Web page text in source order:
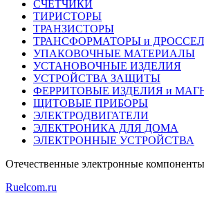
СЧЕТЧИКИ
ТИРИСТОРЫ
ТРАНЗИСТОРЫ
ТРАНСФОРМАТОРЫ и
УПАКОВОЧНЫЕ МАТЕРИАЛЫ
УСТАНОВОЧНЫЕ ИЗДЕЛИЯ
УСТРОЙСТВА ЗАЩИТЫ
ФЕРРИТОВЫЕ ИЗДЕЛИЯ и
ЩИТОВЫЕ ПРИБОРЫ
ЭЛЕКТРОДВИГАТЕЛИ
ЭЛЕКТРОНИКА ДЛЯ ДОМА
ЭЛЕКТРОННЫЕ УСТРОЙСТВА
Отечественные электронные компоненты
Ruelcom.ru